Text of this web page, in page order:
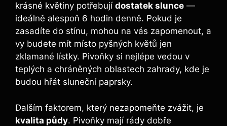
krásné květiny ⁣potřebují dostatek slunce —
ideálně ‍alespoň 6 hodin denně. Pokud je
zasadíte do stínu,‍ mohou na vás zapomenout, a
vy budete mít místo pyšných květů jen
zklamané lístky. Pivoňky si nejlépe vedou v
teplých a ⁣chráněných oblastech zahrady, kde je
budou⁢ hřát sluneční paprsky.
Dalším⁤ faktorem, ⁣který ⁢nezapomeňte zvážit, je
kvalita ‍půdy. Pivoňky mají rády dobře